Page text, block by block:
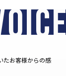
たお客様からの感